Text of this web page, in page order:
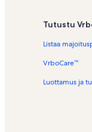
m
m
j
t
Tutustu
Listaa
VrboCare™
Luottamus ja